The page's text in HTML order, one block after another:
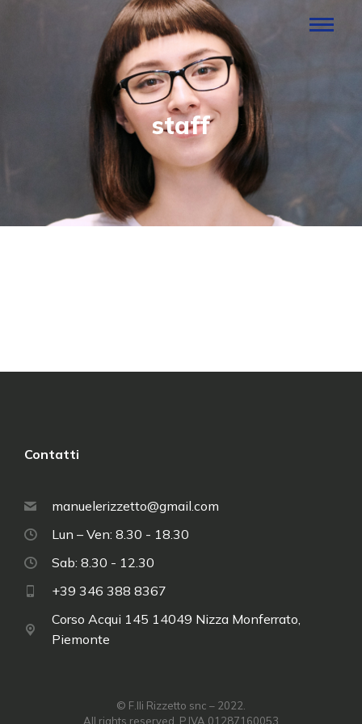
staff
Contatti
manuelerizzetto@gmail.com
Lun – Ven: 8.30 - 18.30
Sab: 8.30 - 12.30
+39 346 388 8367
Corso Acqui 145 14049 Nizza Monferrato,
Piemonte
© F.lli Rizzetto snc – 2022.
All rights reserved. P.IVA 01287160053